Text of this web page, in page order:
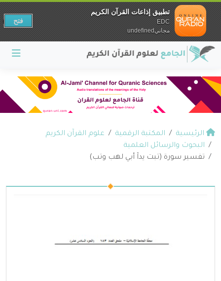
الرئيسية المكتبة الرقمية
علوم القرآن الكريم
البحوث والرسائل العلمية
تفسير سورة (تبت يدآ أبي لهب وتب)
تطبيق إذاعات القرآن الكريم
EDC
مجانيundefined
فتح